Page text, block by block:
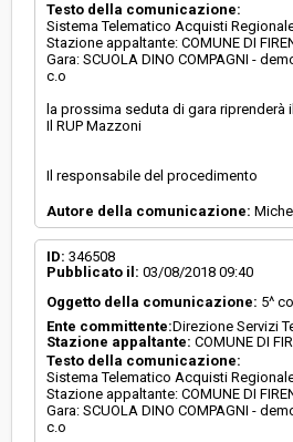
Testo della comunicazione:
Sistema Telematico Acquisti
Stazione appaltante: COMUNE DI
Gara: SCUOLA DINO COMPAGNI -
c.o
la prossima seduta di gara
Il RUP Mazzoni
Il responsabile del procedimento
Autore della comunicazione:
ID: 346508
Pubblicato il: 03/08/2018 09:40
Oggetto della comunicazione: 5^
Ente committente:Direzione Servizi
Stazione appaltante: COMUNE DI
Testo della comunicazione:
Sistema Telematico Acquisti
Stazione appaltante: COMUNE DI
Gara: SCUOLA DINO COMPAGNI -
c.o